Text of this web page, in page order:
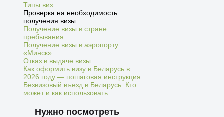
Типы виз
Проверка на необходимость
получения визы
Получение визы в стране
пребывания
Получение визы в аэропорту
«Минск»
Отказ в выдаче визы
Как оформить визу в Беларусь в
2026 году — пошаговая инструкция
Безвизовый въезд в Беларусь: Кто
может и как использовать
Нужно посмотреть